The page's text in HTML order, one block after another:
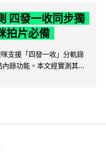
四發一收同步獨
拍片必備
支援「四發一收」分軌錄
錄功能。本文經實測其...